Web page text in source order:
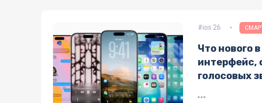
ios 26
Что нового
интерфейс,
голосовых